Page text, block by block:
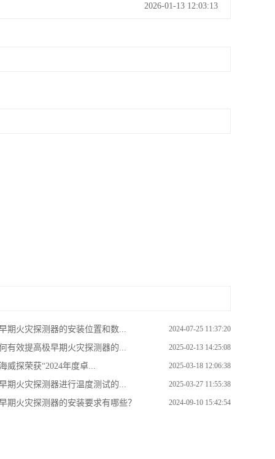
2026-01-13 12:03:13
期火灾探测器的安装位置和数... 2024-07-25 11:37:20
有效提高极早期火灾探测器的... 2025-02-13 14:25:08
威探荣获“2024年度卓... 2025-03-18 12:06:38
期火灾探测器进行温度测试的... 2025-03-27 11:55:38
期火灾探测器的安装要求有哪些？ 2024-09-10 15:42:54